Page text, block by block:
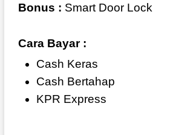
Bonus : Smart Door Lock
Cara Bayar :
Cash Keras
Cash Bertahap
KPR Express